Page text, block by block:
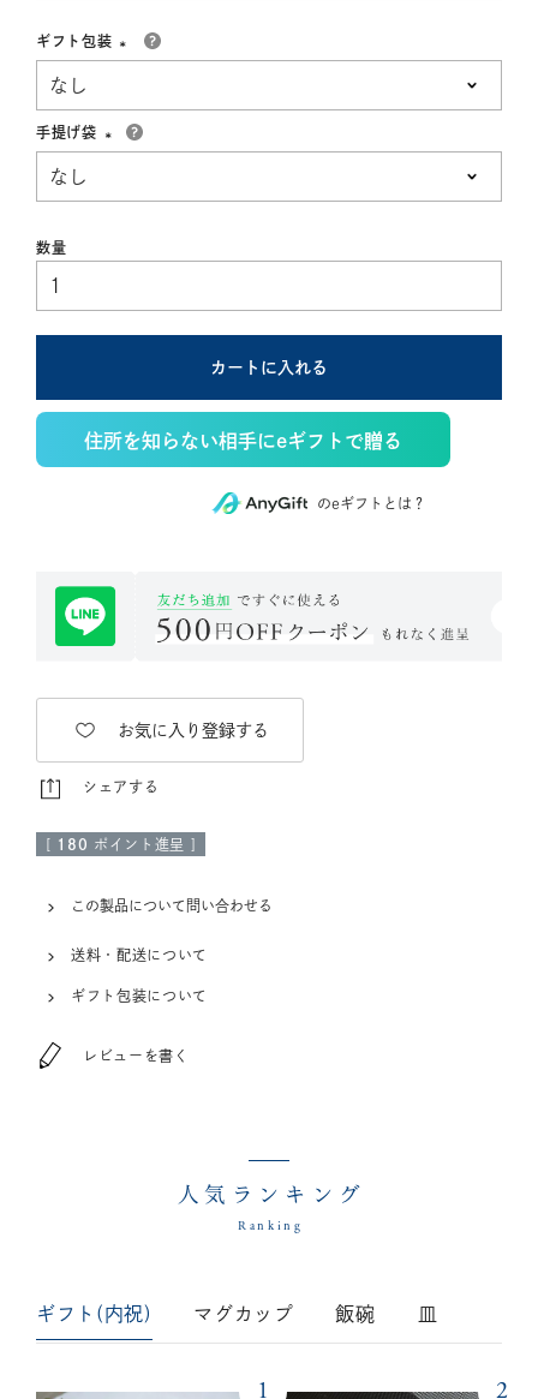
ギフト包装
手提げ袋
カートに入れる
住所を知らない相手にeギフトで贈る
のeギフトとは？
お気に入り登録する
シェアする
[ 180 ポイント進呈 ]
この製品について問い合わせる
送料・配送について
ギフト包装について
レビューを書く
人気ランキング
Ranking
ギフト(内祝) マグカップ 飯碗 皿
1 2